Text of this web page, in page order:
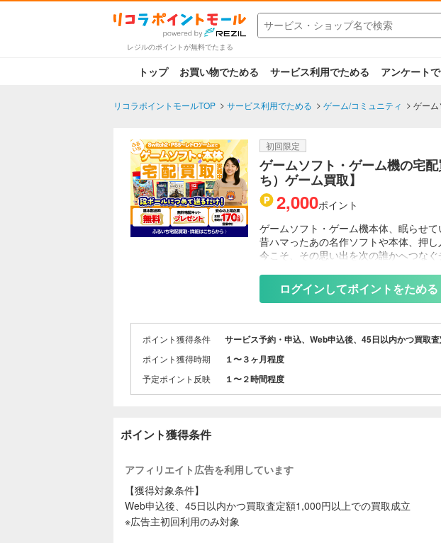
レジルのポイントが無料でたまる
トップ お買い物でためる サービス利用でためる アンケート
リコラポイントモールTOP サービス利用でためる ゲーム/コミュニティ ゲーム
初回限定
ゲームソフト・ゲーム機の宅
ち）ゲーム買取】
2,000ポイント
ゲームソフト・ゲーム機本体、眠らせて
昔ハマったあの名作ソフトや本体、押
今こそ、その思い出を次の誰かへつなぐ
◆「ふるいち」「古本市場」ではゲーム
Switch2やPS5などの最新ゲームから懐
機本体・ソフトを高価買取いたします。
◆ふるいちの宅配買取ならご自宅から段
お申し込みいただければご自宅までヤマ
は無料です！
ログインしてポイントをためる
ポイント獲得条件 サービス予約・申込、Web申込後、45日以内かつ買取
ポイント獲得時期 １〜３ヶ月程度
予定ポイント反映 １〜２時間程度
ポイント獲得条件
アフィリエイト広告を利用しています
【獲得対象条件】
Web申込後、45日以内かつ買取査定額1,000円以上での買取成立
※広告主初回利用のみ対象